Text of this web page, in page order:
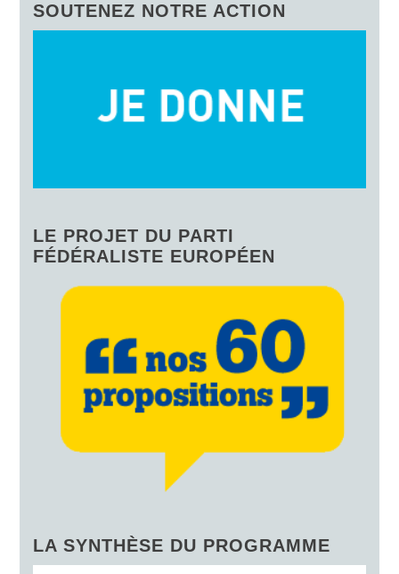
SOUTENEZ NOTRE ACTION
LE PROJET DU PARTI
FÉDÉRALISTE EUROPÉEN
LA SYNTHÈSE DU PROGRAMME